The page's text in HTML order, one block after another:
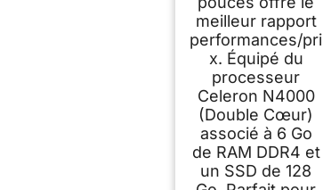
meilleur rapport
performances/pri
x. Équipé du
processeur
Celeron N4000
(Double Cœur)
associé à 6 Go
de RAM DDR4 et
un SSD de 128